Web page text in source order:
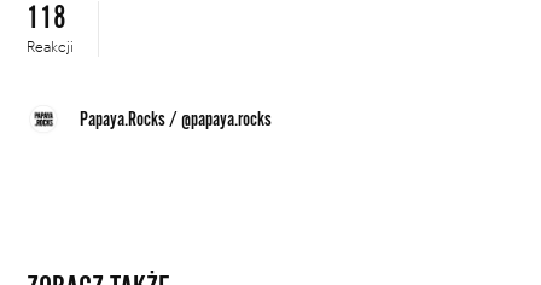
118
Reakcji
Papaya.Rocks /@papaya.rocks